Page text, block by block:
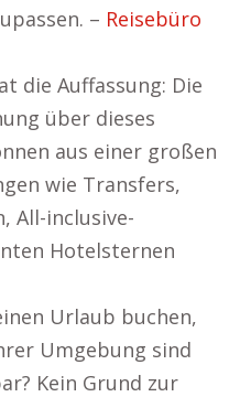
– Reisebüro
die Auffassung: Die
über dieses
aus einer großen
wie Transfers,
All-inclusive-
Hotelsternen
Urlaub buchen,
Umgebung sind
Kein Grund zur